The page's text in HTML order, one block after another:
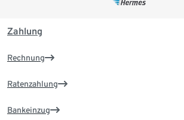
Zahlung
Rechnung
Ratenzahlung
Bankeinzug